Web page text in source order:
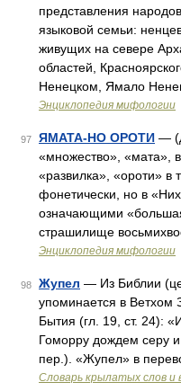
представления
языковой семьи:
живущих на севере
областей,
Ненецком, Ямало
Энциклопедия мифологии
97 ЯМАТА-НО ОРОТИ —
«множество», «мата»,
«развилка», «ороти» в
фонетически, но в
означающими
страшилище
Энциклопедия мифологии
98 Жупел — Из Библии
упоминается в Ветхом
Бытия (гл. 19, ст. 24):
Гоморру дождем серу и
пер.). «Жупел» в
Словарь крылатых слов и